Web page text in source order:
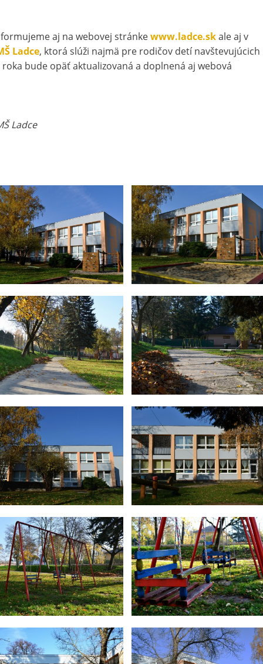
aj na webovej stránkewww.ladce.skale aj v
Ladce, ktorá slúži najmä pre rodičov detí navštevujúcich
bude opäť aktualizovaná a doplnená aj webová
Ladce